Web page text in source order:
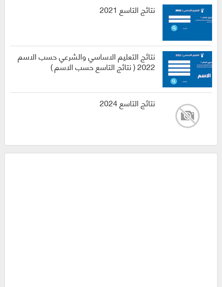
نتائج التاسع 2021
نتائج التعليم الاساسي والشرعي حسب الاسم
2022 ( نتائج التاسع حسب الاسم )
نتائج التاسع 2024